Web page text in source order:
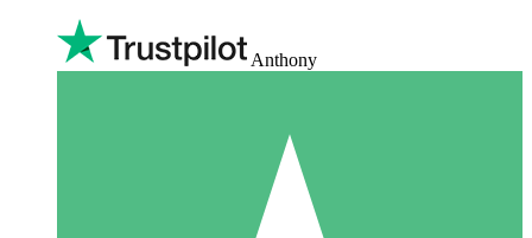
Anthony